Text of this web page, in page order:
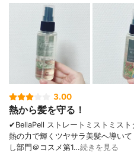
3.00
熱から髪を守る！
✔︎BellaPell ストレートミストミスト
熱の力で輝くツヤサラ美髪へ導い
し部門＠コスメ第1…続きを見る